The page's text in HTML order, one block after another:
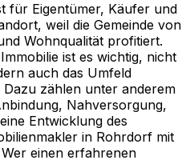
für Eigentümer, Käufer und
weil die Gemeinde von
Wohnqualität profitiert.
ist es wichtig, nicht
auch das Umfeld
zählen unter anderem
Nahversorgung,
Entwicklung des
in Rohrdorf mit
einen erfahrenen